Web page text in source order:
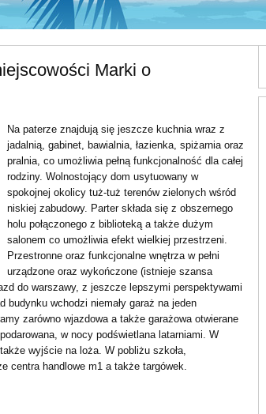
Marki o
Na paterze znajdują się jeszcze kuchnia wraz z
jadalnią, gabinet, bawialnia, łazienka, spiżarnia oraz
pralnia, co umożliwia pełną funkcjonalność dla całej
rodziny. Wolnostojący dom usytuowany w
spokojnej okolicy tuż-tuż terenów zielonych wśród
niskiej zabudowy. Parter składa się z obszernego
holu połączonego z biblioteką a także dużym
salonem co umożliwia efekt wielkiej przestrzeni.
Przestronne oraz funkcjonalne wnętrza w pełni
urządzone oraz wykończone (istnieje szansa
do warszawy, z jeszcze lepszymi perspektywami
budynku wchodzi niemały garaż na jeden
zarówno wjazdowa a także garażowa otwierane
w nocy podświetlana latarniami. W
wyjście na loża. W pobliżu szkoła,
centra handlowe m1 a także targówek.